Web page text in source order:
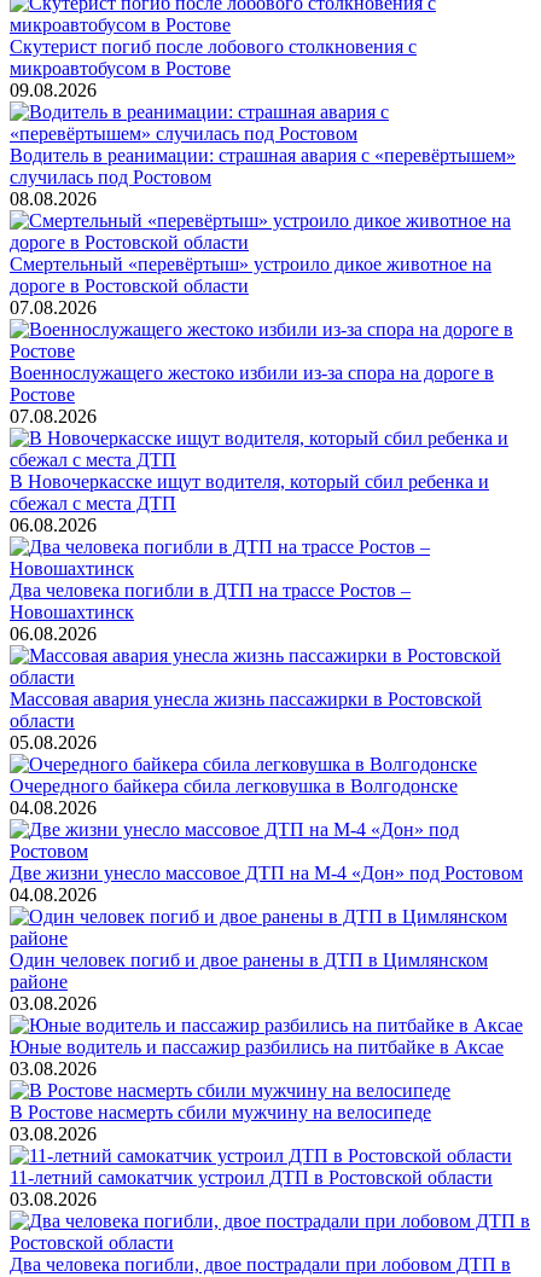
Скутерист погиб после лобового столкновения с
микроавтобусом в Ростове
09.08.2026
Водитель в реанимации: страшная авария с «перевёртышем»
случилась под Ростовом
08.08.2026
Смертельный «перевёртыш» устроило дикое животное на
дороге в Ростовской области
07.08.2026
Военнослужащего жестоко избили из-за спора на дороге в
Ростове
07.08.2026
В Новочеркасске ищут водителя, который сбил ребенка и
сбежал с места ДТП
06.08.2026
Два человека погибли в ДТП на трассе Ростов –
Новошахтинск
06.08.2026
Массовая авария унесла жизнь пассажирки в Ростовской
области
05.08.2026
Очередного байкера сбила легковушка в Волгодонске
04.08.2026
Две жизни унесло массовое ДТП на М-4 «Дон» под Ростовом
04.08.2026
Один человек погиб и двое ранены в ДТП в Цимлянском
районе
03.08.2026
Юные водитель и пассажир разбились на питбайке в Аксае
03.08.2026
В Ростове насмерть сбили мужчину на велосипеде
03.08.2026
11-летний самокатчик устроил ДТП в Ростовской области
03.08.2026
Два человека погибли, двое пострадали при лобовом ДТП в